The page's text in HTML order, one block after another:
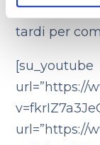
motel,
tardi per
[su_youtube
url=”https://
url=”https://